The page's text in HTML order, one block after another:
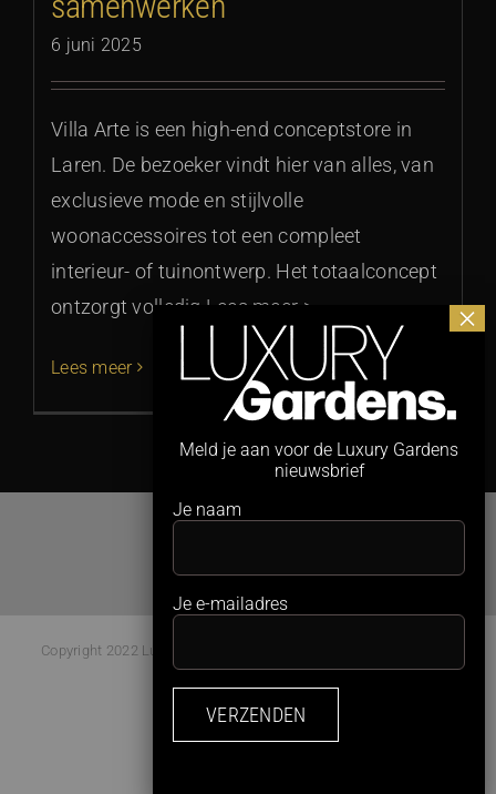
6 juni 2025
Villa Arte is een high-end conceptstore in
Laren. De bezoeker vindt hier van alles, van
exclusieve mode en stijlvolle
woonaccessoires tot een compleet
interieur- of tuinontwerp. Het totaalconcept
ontzorgt volledig Lees meer >
Lees meer
Copyright 2022 Luxury Gardens Magazine | All Rights Reserved |
Webdesign:Studio Kaboem!
Facebook
Instagram
Meld je aan voor de Luxury Gardens
nieuwsbrief
Je naam
Je e-mailadres